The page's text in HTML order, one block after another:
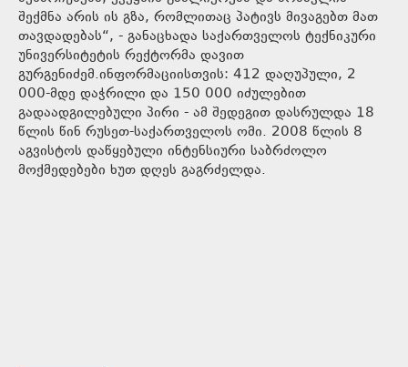
შექმნა არის ის გზა, რომლითაც პატივს მივაგებთ მათ
თავდადებას“, - განაცხადა საქართველოს ტექნიკური
უნივერსიტეტის რექტორმა დავით
გურგენიძემ.ინფორმაციისთვის: 412 დაღუპული, 2
000-მდე დაჭრილი და 150 000 იძულებით
გადაადგილებული პირი - ამ შედეგით დასრულდა 18
წლის წინ რუსეთ-საქართველოს ომი. 2008 წლის 8
აგვისტოს დაწყებული ინტენსიური საბრძოლო
მოქმედებები ხუთ დღეს გაგრძელდა.